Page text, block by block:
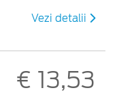
Vezi detalii
€ 13,53